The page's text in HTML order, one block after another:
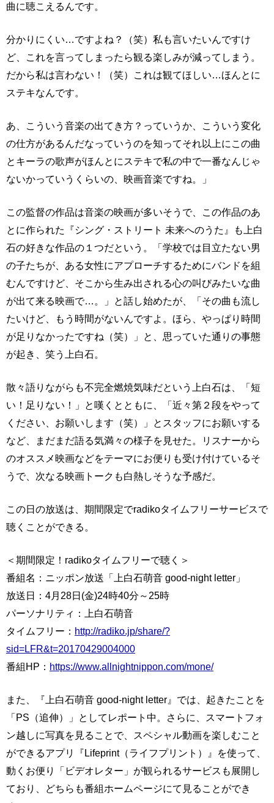
曲に聴こえるんです。
分かりにくい…ですよね？（笑）私も言いたいんですけ
ど、これを言ってしまったら観る楽しみが減ってしまう。
だから私は言わない！（笑）これは観てほしい…ほんとに
ステキなんです。
あ、こういう音楽の出てき方？っていうか、こういう変化
の仕方があるんだなっていうのを知ってそれ以上にこの曲
とキーラの歌声がほんとにステキで私の中で一番なんじゃ
ないかっていうくらいの、映画音楽ですね。」
この監督の作品は音楽の映画が多いそうで、この作品のあ
とに作られた『シング・ストリート 未来へのうた』も上白
石の好きな作品の１つだという。「学校では目立たない男
の子たちが、ある女性にアプローチするためにバンドを組
むんですけど、そこから生み出される心の叫びみたいな曲
が出て来る映画で…。」と話し始めたが、「その曲も流し
たいけど、もう時間がないんですよ。ほら、やっぱり時間
が足りなかったですね（笑）」と、思っていた通りの事態
が起き、笑う上白石。
散々語りながらも不完全燃焼気味だという上白石は、「短
い！足りない！」と嘆くとともに、「近々第２段をやって
ください、お願いします（笑）」とスタッフにお願いする
など、まだまだ語る気満々の様子を見せた。リスナーから
のオススメ映画などをテーマにお便りも受け付けているそ
うで、次なる映画トークも白熱しそうな予感だ。
この日の放送は、期間限定でradikoタイムフリーサービスで
聴くことができる。
＜期間限定！radikoタイムフリーで聴く＞
番組名：ニッポン放送「上白石萌音 good‐night letter」
放送日：4月28日(金)24時40分～25時
パーソナリティ：上白石萌音
タイムフリー： http://radiko.jp/share/?
sid=LFR&t=20170429004000
番組HP： https://www.allnightnippon.com/mone/
また、『上白石萌音 good‐night letter』では、起きたことを
「PS（追伸）」としてレポート中。さらに、スマートフォ
ン越しに写真を見ることで、スペシャル動画を楽しむこと
ができるアプリ『Lifeprint（ライフプリント）』を使って、
動くお便り「ビデオレター」が観られるサービスも展開し
ており、どちらも番組ホームページにて見ることができ